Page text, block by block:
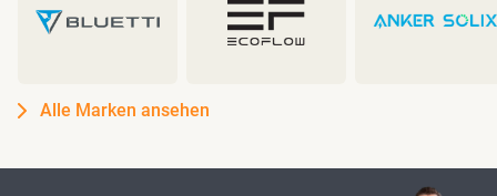
Alle Marken ansehen